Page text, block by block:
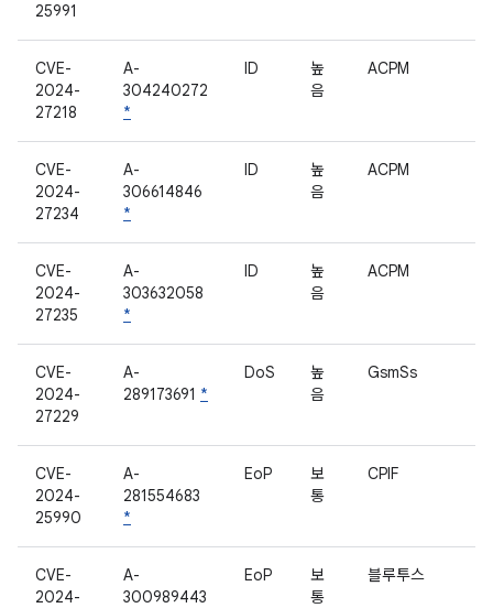
25991
CVE-
2024-
27218
A-
304240272
*
ID
높
음
ACPM
CVE-
2024-
27234
A-
306614846
*
ID
높
음
ACPM
CVE-
2024-
27235
A-
303632058
*
ID
높
음
ACPM
CVE-
2024-
27229
A-
289173691 *
DoS
높
음
GsmSs
CVE-
2024-
25990
A-
281554683
*
EoP
보
통
CPIF
CVE-
2024-
A-
300989443
EoP
보
통
블루투스